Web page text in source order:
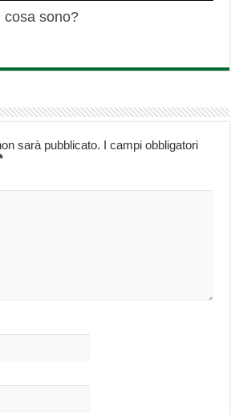
cosa sono?
sarà pubblicato. I campi obbligatori